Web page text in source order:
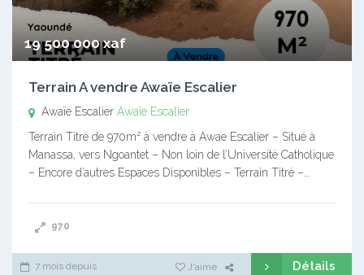
19 500 000 xaf
Terrain A vendre Awaïe Escalier
Awaïe Escalier Awaïe Escalier
Terrain Titré de 970m² à vendre à Awae Escalier – Situé à
Manassa, vers Ngoantet – Non loin de l’Université Catholique
– Encore d’autres Espaces Disponibles – Terrain Titré –…
970
7 mois depuis J'aime Détails